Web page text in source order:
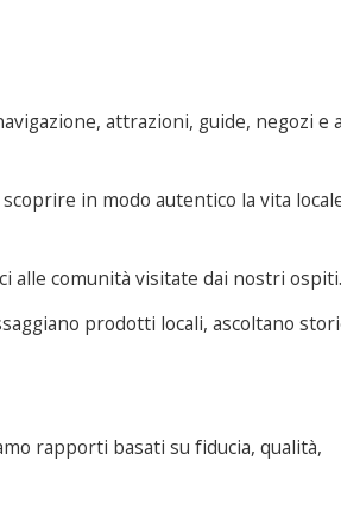
attrazioni, guide, negozi e
in modo autentico la vita
alle comunità visitate dai nostri ospiti.
prodotti locali, ascoltano
rapporti basati su fiducia, qualità,